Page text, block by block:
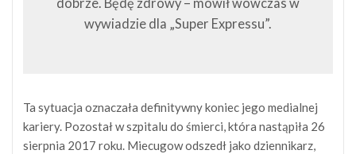
dobrze. Będę zdrowy – mówił wówczas w
wywiadzie dla „Super Expressu”.
Ta sytuacja oznaczała definitywny koniec jego medialnej
kariery. Pozostał w szpitalu do śmierci, która nastąpiła 26
sierpnia 2017 roku. Miecugow odszedł jako dziennikarz,